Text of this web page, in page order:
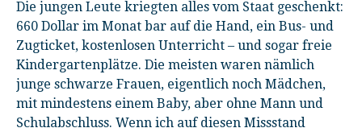
Die jungen Leute kriegten alles vom Staat geschenkt:
660 Dollar im Monat bar auf die Hand, ein Bus- und
Zugticket, kostenlosen Unterricht – und sogar freie
Kindergartenplätze. Die meisten waren nämlich
junge schwarze Frauen, eigentlich noch Mädchen,
mit mindestens einem Baby, aber ohne Mann und
Schulabschluss. Wenn ich auf diesen Missstand